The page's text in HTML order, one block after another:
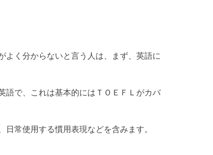
よく分からないと言う人は、まず、英語に
語で、これは基本的にはＴＯＥＦＬがカバ
日常使用する慣用表現などを含みます。